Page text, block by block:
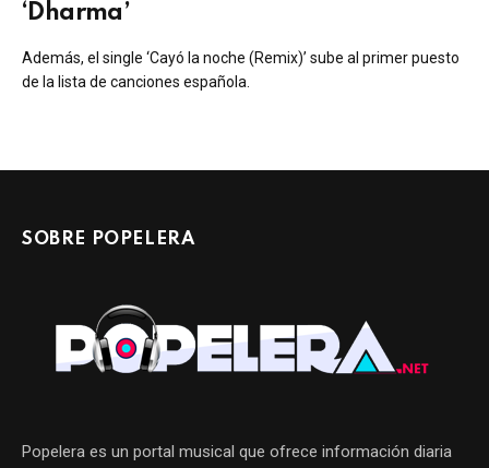
‘Dharma’
Además, el single ‘Cayó la noche (Remix)’ sube al primer puesto
de la lista de canciones española.
SOBRE POPELERA
Popelera es un portal musical que ofrece información diaria